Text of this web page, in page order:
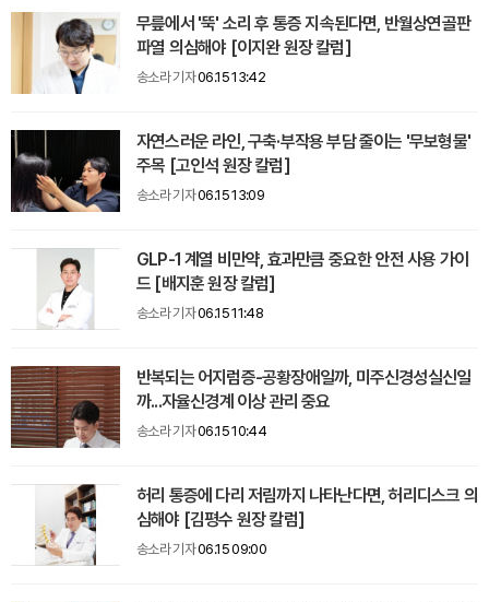
무릎에서 '뚝' 소리 후 통증 지속된다면, 반월상연골판
파열 의심해야 [이지완 원장 칼럼]
송소라 기자06.15 13:42
자연스러운 라인, 구축·부작용 부담 줄이는 '무보형물'
주목 [고인석 원장 칼럼]
송소라 기자06.15 13:09
GLP-1 계열 비만약, 효과만큼 중요한 안전 사용 가이
드 [배지훈 원장 칼럼]
송소라 기자06.15 11:48
반복되는 어지럼증-공황장애일까, 미주신경성실신일
까...자율신경계 이상 관리 중요
송소라 기자06.15 10:44
허리 통증에 다리 저림까지 나타난다면, 허리디스크 의
심해야 [김평수 원장 칼럼]
송소라 기자06.15 09:00